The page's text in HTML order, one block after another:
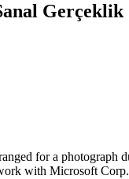
Gerçeklik
for a photograph
with Microsoft